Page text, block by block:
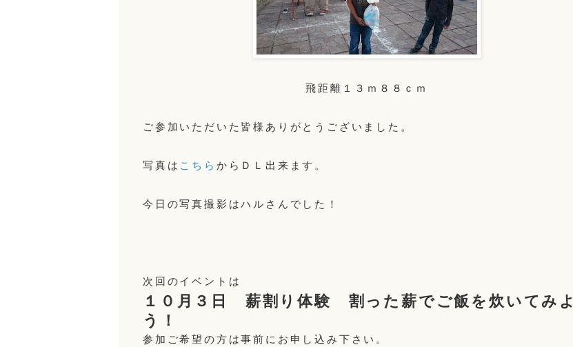
飛距離１３ｍ８８ｃｍ
ご参加いただいた皆様ありがとうございました。
写真は こちら からＤＬ出来ます。
今日の写真撮影はハルさんでした！
次回のイベントは
１０月３日 薪割り体験 割った薪でご飯を炊いてみよ
う！
参加ご希望の方は事前にお申し込み下さい。